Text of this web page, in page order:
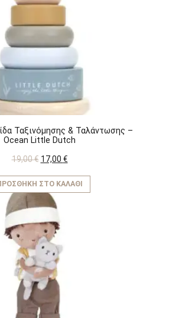
Ταξινόμησης & Ταλάντωσης –
Ocean Little Dutch
19,00€ Original
was:
19,00 €.
17,00 €Η
τιμή
είναι:
ΣΤΟ ΚΑΛΆΘΙ